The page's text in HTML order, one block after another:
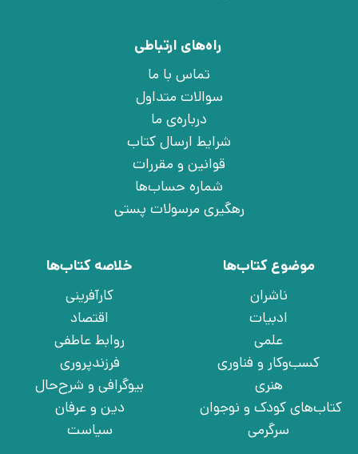
راه‌های ارتباطی
تماس با ما
سوالات متداول
درباره‌ی ما
شرایط ارسال کتاب
قوانین و مقررات
شماره حساب‌ها
رهگیری مرسولات پستی
موضوع کتاب‌ها
ناشران
ادبیات
علمی
کسب‌وکار و فناوری
هنری
کتاب‌های کودک و نوجوان
سرگرمی
خلاصه کتاب‌ها
کارآفرینی
اقتصاد
روابط عاطفی
فرزندپروری
بیوگرافی و شرح‌حال
دین و عرفان
سیاست